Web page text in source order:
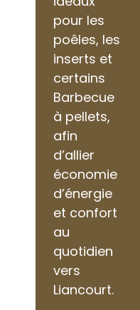
pour les
poêles, les
inserts et
certains
Barbecue
à pellets,
afin
d’allier
économie
d’énergie
et confort
au
quotidien
vers
Liancourt.